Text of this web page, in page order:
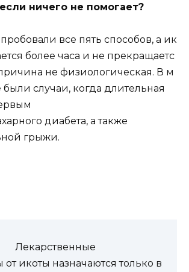
ничего не помогает?
все пять способов, а ик
более часа и не прекращаетс
не физиологическая. В м
случаи, когда длительная
диабета, а также
грыжи.
Лекарственные
от икоты назначаются только в